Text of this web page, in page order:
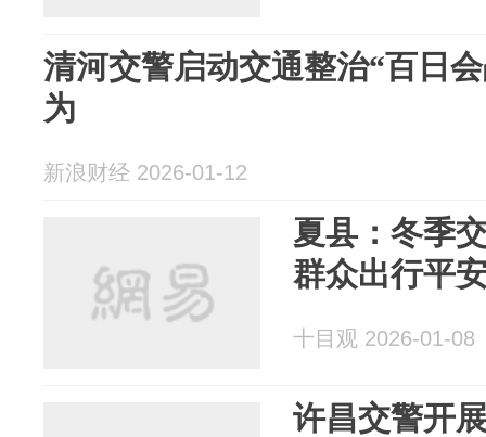
清河交警启动交通整治“百日
为
新浪财经 2026-01-12
夏县：冬季
群众出行平
十目观 2026-01-08
许昌交警开